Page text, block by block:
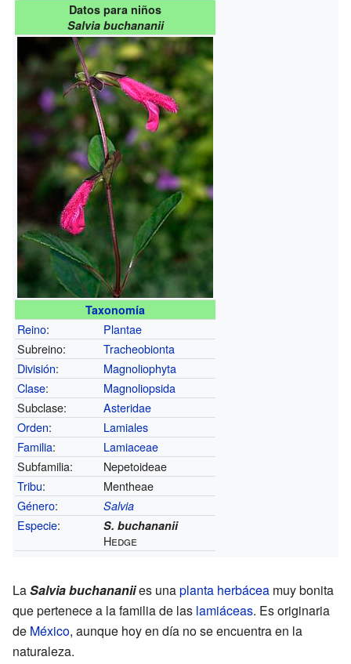
Datos para niños
Salvia buchananii
Taxonomía
Reino:
Plantae
Subreino:
Tracheobionta
División:
Magnoliophyta
Clase:
Magnoliopsida
Subclase:
Asteridae
Orden:
Lamiales
Familia:
Lamiaceae
Subfamilia:
Nepetoideae
Tribu:
Mentheae
Género: Salvia
Especie: S. buchananii
Hedge
LaSalvia buchananiies unaplanta herbácea muy bonita
que pertenece a la familia de las lamiáceas. Es originaria
de México, aunque hoy en día no se encuentra en la
naturaleza.